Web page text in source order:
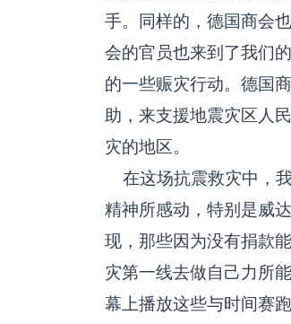
手。同样的，德国商会
会的官员也来到了我们
的一些赈灾行动。德国
助，来支援地震灾区人
灾的地区。
在这场抗震救灾中，
精神所感动，特别是威
现，那些因为没有捐款
灾第一线去做自己力所
幕上播放这些与时间赛